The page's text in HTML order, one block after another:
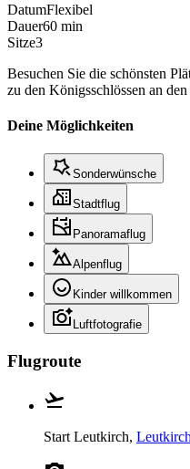
DatumFlexibel
Dauer60 min
Sitze3
Besuchen Sie die schönsten
zu den Königsschlössen an
Deine Möglichkeiten
Sonderwünsche
Stadtflug
Panoramaflug
Alpenflug
Kinder willkommen
Luftfotografie
Flugroute
Start Leutkirch,